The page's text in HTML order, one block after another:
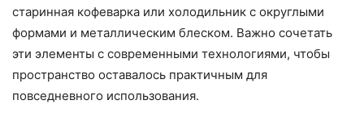
старинная кофеварка или холодильник с округлыми
формами и металлическим блеском. Важно сочетать
эти элементы с современными технологиями, чтобы
пространство оставалось практичным для
повседневного использования.